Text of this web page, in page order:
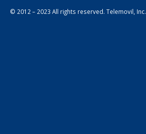
© 2012 – 2023 All rights reserved. Telemovil, Inc.